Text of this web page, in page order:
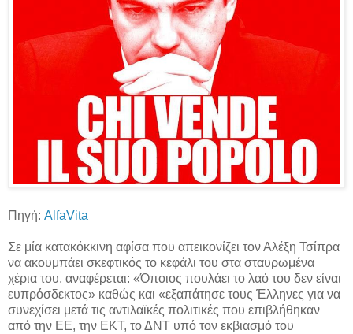
Πηγή: AlfaVita
Σε μία κατακόκκινη αφίσα που απεικονίζει τον Αλέξη Τσίπρα
να ακουμπάει σκεφτικός το κεφάλι του στα σταυρωμένα
χέρια του, αναφέρεται: «Όποιος πουλάει το λαό του δεν είναι
ευπρόσδεκτος» καθώς και «εξαπάτησε τους Έλληνες για να
συνεχίσει μετά τις αντιλαϊκές πολιτικές που επιβλήθηκαν
από την ΕΕ, την ΕΚΤ, το ΔΝΤ υπό τον εκβιασμό του